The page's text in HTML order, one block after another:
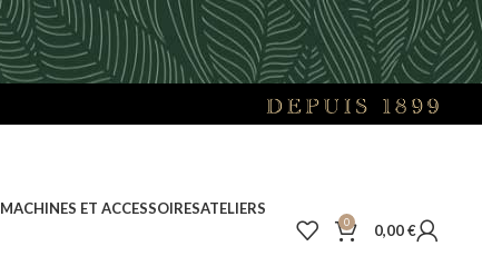
MACHINES ET ACCESSOIRESATELIERS
0 0,00€